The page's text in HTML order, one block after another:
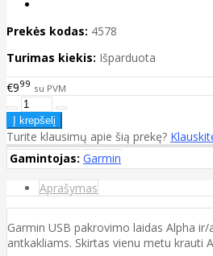
Prekės kodas: 4578
Turimas kiekis: Išparduota
€999 su PVM
Turite klausimų apie šią prekę?
Gamintojas: Garmin
Aprašymas
Garmin USB pakrovimo laidas Alpha
antkakliams. Skirtas vienu metu krauti